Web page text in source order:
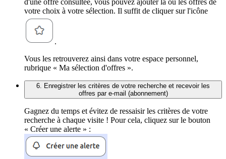
votre choix à votre sélection. Il suffit de cliquer sur l'icône
.
Vous les retrouverez ainsi dans votre espace personnel,
rubrique « Ma sélection d'offres ».
6. Enregistrer les critères de votre recherche et recevoir les
offres par e-mail (abonnement)
Gagnez du temps et évitez de ressaisir les critères de votre
recherche à chaque visite ! Pour cela, cliquez sur le bouton
« Créer une alerte » :